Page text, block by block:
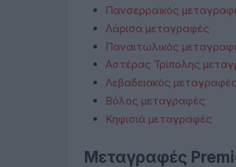
Πανσερραϊκός
Λάρισα μεταγραφές
Παναιτωλικός
Αστέρας Τρίπολης
Λεβαδειακός μεταγραφές
Βόλος μεταγραφές
Κηφισιά μεταγραφές
Μεταγραφές